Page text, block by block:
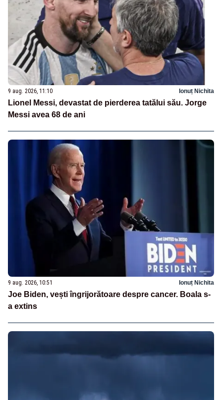
9 aug. 2026, 11:10 Ionuț Nichita
Lionel Messi, devastat de pierderea tatălui său. Jorge
Messi avea 68 de ani
9 aug. 2026, 10:51 Ionuț Nichita
Joe Biden, vești îngrijorătoare despre cancer. Boala s-
a extins